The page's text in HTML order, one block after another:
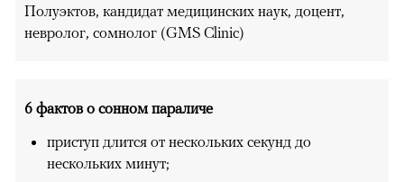
Полуэктов, кандидат медицинских наук, доцент,
невролог, сомнолог (GMS Сlinic)
6 фактов о сонном параличе
приступ длится от нескольких секунд до
нескольких минут;